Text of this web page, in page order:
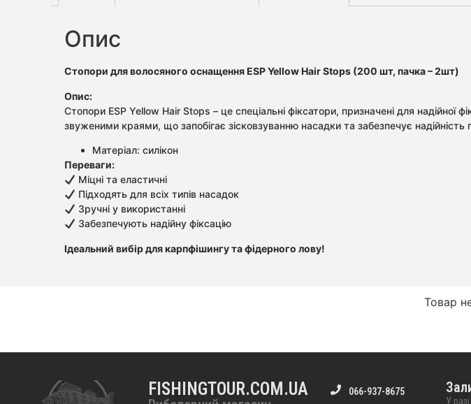
Опис
Стопори для волосяного оснащення ESP Yellow Hair Stops (200 шт, пачка – 2шт)
Опис:
Стопори ESP Yellow Hair Stops – це спеціальні фіксатори, призначені для
звуженими краями, що запобігає зісковзуванню насадки та забезпечує надійність
Матеріал: силікон
Переваги:
Міцні та еластичні
Підходять для всіх типів насадок
Зручні у використанні
Забезпечують надійну фіксацію
Ідеальний вибір для карпфішингу та фідерного лову!
Товар
FISHINGTOUR.COM.UA 066-937-8675
У